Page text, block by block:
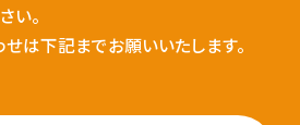
い。
は下記までお願いいたします。